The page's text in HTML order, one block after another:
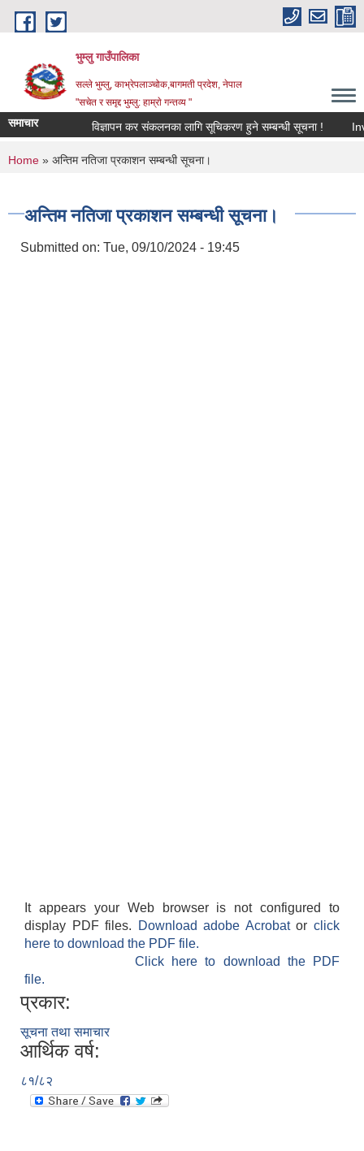
Skip to main content
भुम्लु गाउँपालिका
सल्ले भुम्लु, काभ्रेपलाञ्चोक,बागमती प्रदेश, नेपाल
"सचेत र समृद्द भुम्लु: हाम्राे गन्तव्य "
समाचार विज्ञापन कर संकलनका लागि सूचिकरण हुने सम्बन्धी सूचना !
You are here
Home » अन्तिम नतिजा प्रकाशन सम्बन्धी सूचना।
अन्तिम नतिजा प्रकाशन सम्बन्धी सूचना।
Submitted on: Tue, 09/10/2024 - 19:45
It appears your Web browser is not configured to
display PDF files.
Download adobe Acrobatorclick
here to download the PDF file.
Click here to download the PDF
file.
प्रकार:
सूचना तथा समाचार
आर्थिक वर्ष:
८१/८२